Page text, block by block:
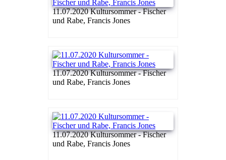
11.07.2020 Kultursommer - Fischer
und Rabe, Francis Jones
11.07.2020 Kultursommer - Fischer
und Rabe, Francis Jones
11.07.2020 Kultursommer - Fischer
und Rabe, Francis Jones